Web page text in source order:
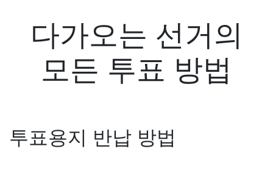
다가오는 선거의
모든 투표 방법
투표용지 반납 방법